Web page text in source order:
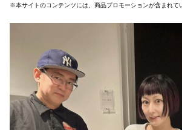
※本サイトのコンテンツには、商品プロモーションが含まれて